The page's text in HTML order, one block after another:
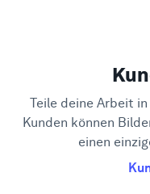
Teile deine Arbeit
Kunden können
einen